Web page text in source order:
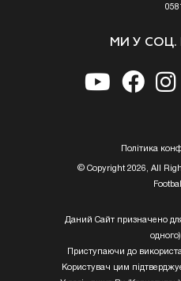
МИ У
Полiтика
© Copyright 2026, All
Даний Сайт призначено
Приступаючи до
Користувач цим